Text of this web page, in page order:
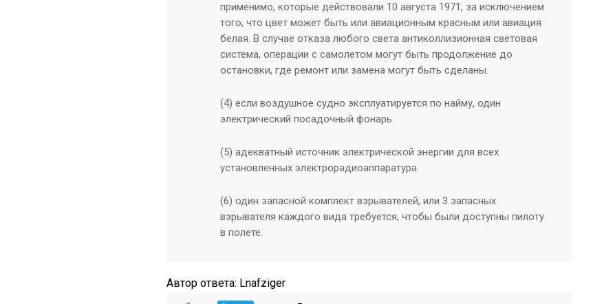
применимо, которые действовали 10 августа 1971, за исключением
того, что цвет может быть или авиационным красным или авиация
белая. В случае отказа любого света антиколлизионная световая
система, операции с самолетом могут быть продолжение до
остановки, где ремонт или замена могут быть сделаны.
(4) если воздушное судно эксплуатируется по найму, один
электрический посадочный фонарь.
(5) адекватный источник электрической энергии для всех
установленных электрорадиоаппаратура.
(6) один запасной комплект взрывателей, или 3 запасных
взрывателя каждого вида требуется, чтобы были доступны пилоту
в полете.
Автор ответа: Lnafziger